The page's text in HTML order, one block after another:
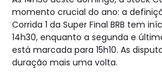
momento crucial do ano: a
Corrida 1 da Super Final BRB tem
14h30, enquanto a segunda e
está marcada para 15h10. As
duração mais uma volta.